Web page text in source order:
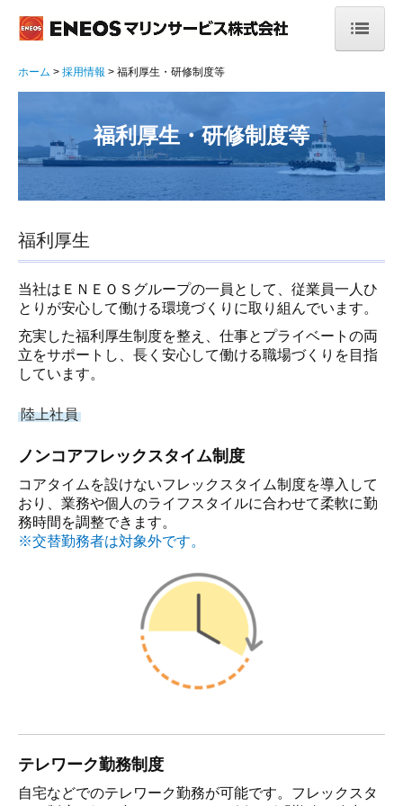
ホーム
ごあいさつ
会社概要
当社の特長
安全運航への取組み
決算公告
事業案内
曳船業・船舶運航事業
防災船事業
船舶メンテナンス業務
荷役安全監督業務
志布志海域委託業務
採用メッセージ
仕事内容
ホーム 採用情報 福利厚生・研修制度等
福利厚生・研修制度等
福利厚生
当社はＥＮＥＯＳグループの一員として、従業員一人ひ
とりが安心して働ける環境づくりに取り組んでいます。
充実した福利厚生制度を整え、仕事とプライベートの両
立をサポートし、長く安心して働ける職場づくりを目指
しています。
陸上社員
ノンコアフレックスタイム制度
コアタイムを設けないフレックスタイム制度を導入して
おり、業務や個人のライフスタイルに合わせて柔軟に勤
務時間を調整できます。
※交替勤務者は対象外です。
テレワーク勤務制度
自宅などでのテレワーク勤務が可能です。フレックスタ